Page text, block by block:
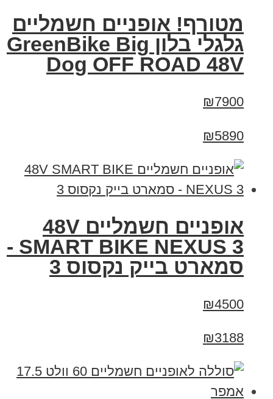
מטורף! אופניים חשמליים
גלגלי בלון GreenBike Big
Dog OFF ROAD 48V
₪7900
₪5890
אופניים חשמליים 48V
SMART BIKE NEXUS 3 -
סמארט בייק נקסוס 3
₪4500
₪3188